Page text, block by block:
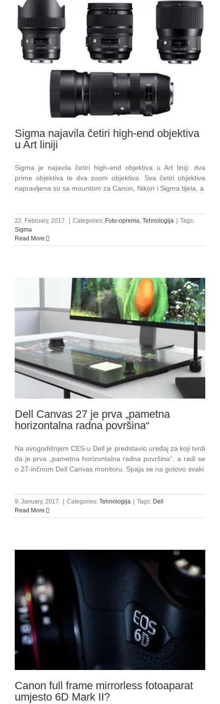
Sigma najavila četiri high-end objektiva
u Art liniji
Sigma je najavila četiri high-end objektiva u Art liniji: dva
prime objektiva te dva zoom objektiva. Sva četiri objektiva
napravljena su sa mountom za Canon, Nikon i Sigma tijela, a
22. February, 2017. | Categories: Foto-oprema Tehnologija | Tags:
Sigma
Read More
Dell Canvas 27 je prva „pametna
horizontalna radna površina“
Na ovogodišnjem CES-u Dell je predstavio uređaj za koji tvrdi
da je prva „pametna horizontalna radna površina“, a radi se
o 27-inčnom Dell Canvas monitoru. Spaja se na gotovo svaki
9. January, 2017. | Categories: Tehnologija | Tags: Dell
Read More
Canon full frame mirrorless fotoaparat
umjesto 6D Mark II?